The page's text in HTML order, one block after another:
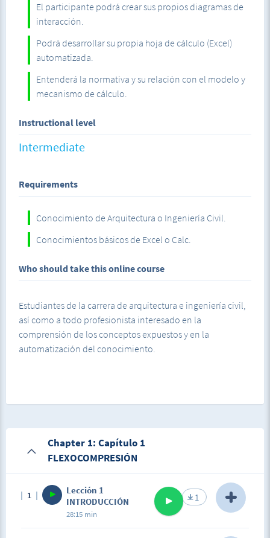
Así mismo, se induce al estudiante a hacer uso paulatino
del cálculo apoyado en computadora mediante la
formulación de las hipótesis en una hoja de cálculo que
gradualmente se automatiza.
Se comparten fichas, hojas de cálculo y macro de apoyo.
El participante podrá crear sus propios diagramas de
interacción.
Podrá desarrollar su propia hoja de cálculo (Excel)
automatizada.
Entenderá la normativa y su relación con el modelo y
mecanismo de cálculo.
Instructional level
Intermediate
Requirements
Conocimiento de Arquitectura o Ingeniería Civil.
Conocimientos básicos de Excel o Calc.
Who should take this online course
Estudiantes de la carrera de arquitectura e ingeniería civil,
así como a todo profesionista interesado en la
comprensión de los conceptos expuestos y en la
automatización del conocimiento.
Chapter 1: Capítulo 1
FLEXOCOMPRESIÓN
1
Lección 1
INTRODUCCIÓN
28:15 min
1